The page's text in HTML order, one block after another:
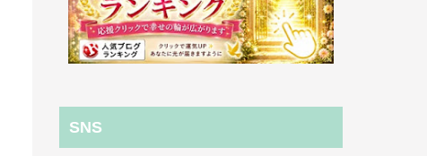
SNS